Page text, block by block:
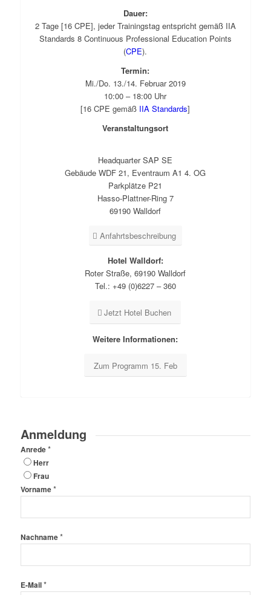
Dauer:
2 Tage [16 CPE], jeder Trainingstag entspricht gemäß IIA
Standards 8 Continuous Professional Education Points
(CPE).
Termin:
Mi./Do. 13./14. Februar 2019
10:00 – 18:00 Uhr
[16 CPE gemäß IIA Standards]
Veranstaltungsort
Headquarter SAP SE
Gebäude WDF 21, Eventraum A1 4. OG
Parkplätze P21
Hasso-Plattner-Ring 7
69190 Walldorf
Anfahrtsbeschreibung
Hotel Walldorf:
Roter Straße, 69190 Walldorf
Tel.: +49 (0)6227 – 360
Jetzt Hotel Buchen
Weitere Informationen:
Zum Programm 15. Feb
Anmeldung
Anrede*
Herr
Frau
Vorname*
Nachname*
E-Mail*